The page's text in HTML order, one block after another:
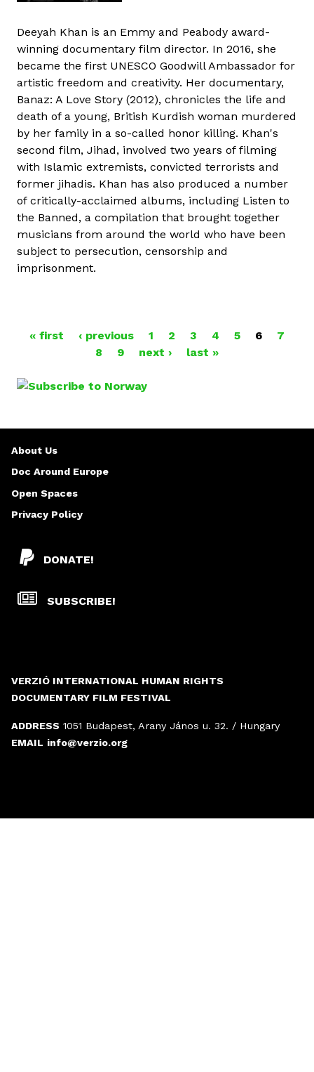
Deeyah Khan is an Emmy and Peabody award-
winning documentary film director. In 2016, she
became the first UNESCO Goodwill Ambassador for
artistic freedom and creativity. Her documentary,
Banaz: A Love Story (2012), chronicles the life and
death of a young, British Kurdish woman murdered
by her family in a so-called honor killing. Khan's
second film, Jihad, involved two years of filming
with Islamic extremists, convicted terrorists and
former jihadis. Khan has also produced a number
of critically-acclaimed albums, including Listen to
the Banned, a compilation that brought together
musicians from around the world who have been
subject to persecution, censorship and
imprisonment.
A
E
S
« first ‹ previous 1 2 3 4 5 6
7
8
9 next › last »
VERZIÓ INTERNATIONAL HUMAN RIGHTS
DOCUMENTARY FILM FESTIVAL
ADDRESS 1051 Budapest, Arany János u. 32. / Hungary
EMAIL info@verzio.org
DONATE!
SUBSCRIBE!
About Us
Doc Around Europe
Open Spaces
Privacy Policy